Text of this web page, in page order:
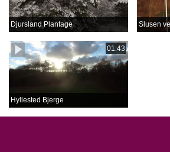
Djursland Plantage Slusen
01:43
Hyllested Bjerge